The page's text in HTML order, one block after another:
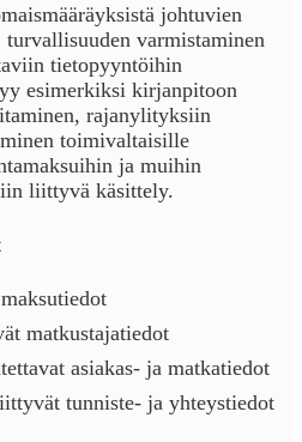
johtuvien
varmistaminen
tietopyyntöihin
esimerkiksi kirjanpitoon
rajanylityksiin
toimivaltaisille
ja muihin
liittyvä käsittely.
matkustajatiedot
asiakas- ja matkatiedot
tunniste- ja yhteystiedot